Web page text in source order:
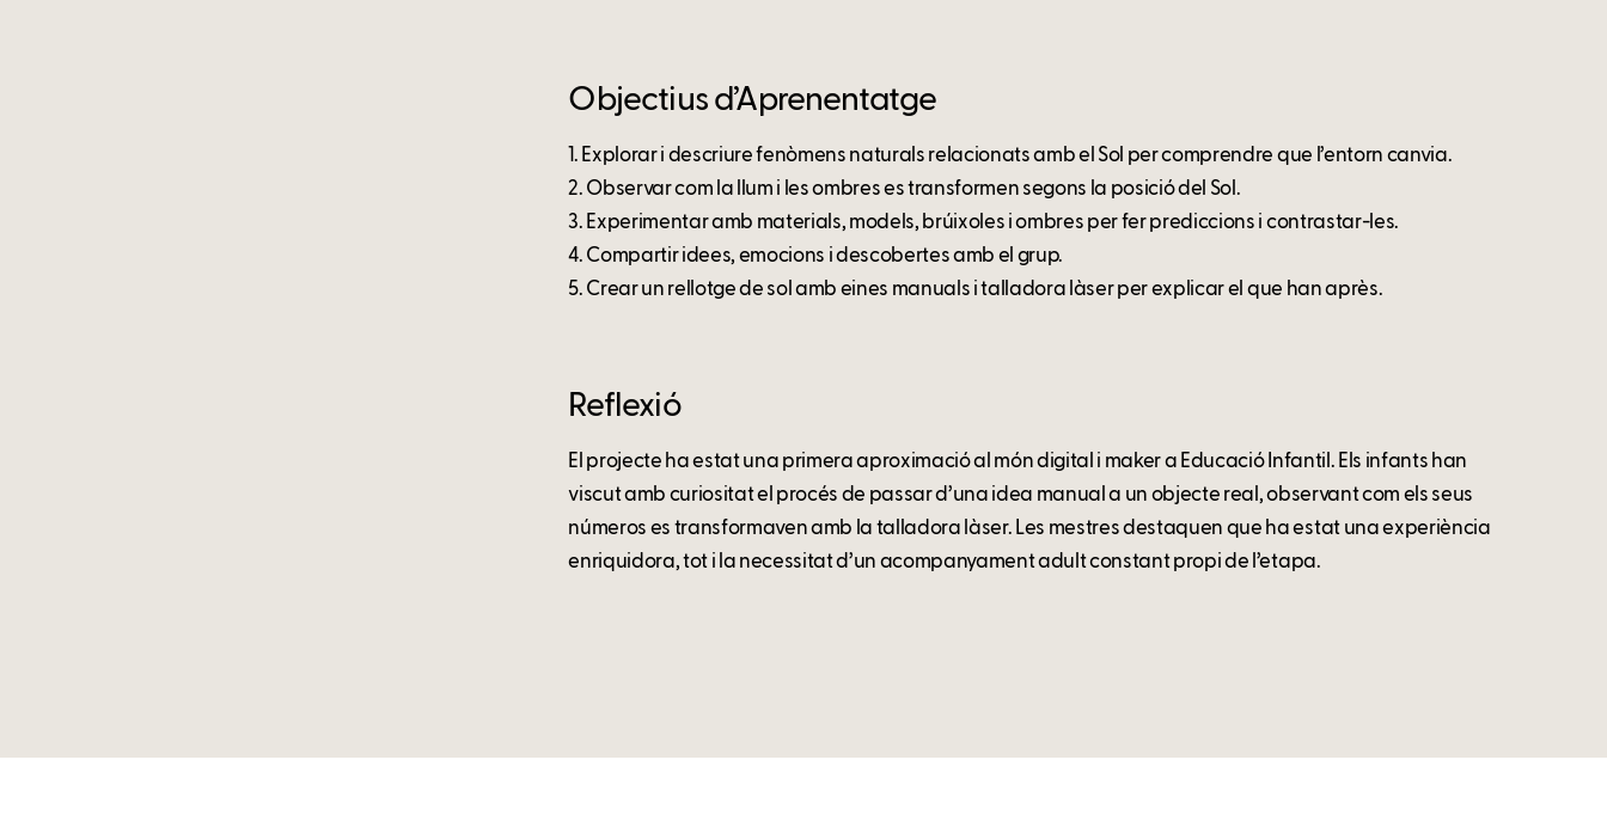
Objectius d’Aprenentatge
1. Explorar i descriure fenòmens naturals relacionats amb el Sol per comprendre que l’entorn canvia.
2. Observar com la llum i les ombres es transformen segons la posició del Sol.
3. Experimentar amb materials, models, brúixoles i ombres per fer prediccions i contrastar-les.
4. Compartir idees, emocions i descobertes amb el grup.
5. Crear un rellotge de sol amb eines manuals i talladora làser per explicar el que han après.
Reflexió
El projecte ha estat una primera aproximació al món digital i maker a Educació Infantil. Els infants han
viscut amb curiositat el procés de passar d’una idea manual a un objecte real, observant com els seus
números es transformaven amb la talladora làser. Les mestres destaquen que ha estat una experiència
enriquidora, tot i la necessitat d’un acompanyament adult constant propi de l’etapa.